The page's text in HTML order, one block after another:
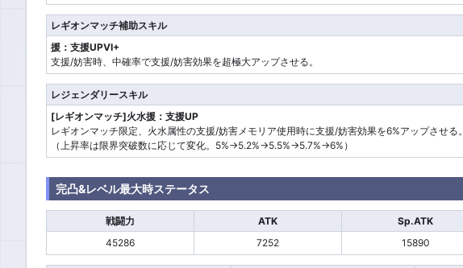
レギオンマッチ補助スキル
援：支援UPVI+
支援/妨害時、中確率で支援/妨害効果を超極大アップさせる。
レジェンダリースキル
[レギオンマッチ]火水援：支援UP
レギオンマッチ限定、火水属性の支援/妨害メモリア使用時に支援/妨害効果を6%アップさせる。
（上昇率は限界突破数に応じて変化。5%→5.2%→5.5%→5.7%→6%）
完凸&レベル最大時ステータス
戦闘力 ATK Sp.ATK
45286
7252 15890